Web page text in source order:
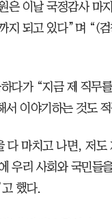
은 이날 국정감사 마
지 되고 있다”며 “(
다가 “지금 제 직무
서 이야기하는 것도
다 마치고 나면, 저
우리 사회와 국민들
했다.